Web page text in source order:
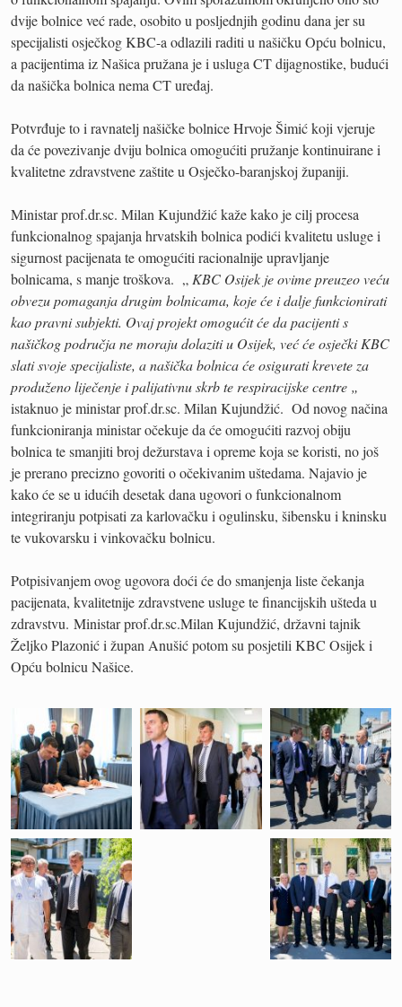
dvije bolnice već rade, osobito u posljednjih godinu dana jer su
specijalisti osječkog KBC-a odlazili raditi u našičku Opću bolnicu,
a pacijentima iz Našica pružana je i usluga CT dijagnostike, budući
da našička bolnica nema CT uređaj.
Potvrđuje to i ravnatelj našičke bolnice Hrvoje Šimić koji vjeruje
da će povezivanje dviju bolnica omogućiti pružanje kontinuirane i
kvalitetne zdravstvene zaštite u Osječko-baranjskoj županiji.
Ministar prof.dr.sc. Milan Kujundžić kaže kako je cilj procesa
funkcionalnog spajanja hrvatskih bolnica podići kvalitetu usluge i
sigurnost pacijenata te omogućiti racionalnije upravljanje
bolnicama, s manje troškova. „ KBC Osijek je ovime preuzeo veću
obvezu pomaganja drugim bolnicama, koje će i dalje funkcionirati
kao pravni subjekti. Ovaj projekt omogućit će da pacijenti s
našičkog područja ne moraju dolaziti u Osijek, već će osječki KBC
slati svoje specijaliste, a našička bolnica će osigurati krevete za
produženo liječenje i palijativnu skrb te respiracijske centre „
istaknuo je ministar prof.dr.sc. Milan Kujundžić. Od novog načina
funkcioniranja ministar očekuje da će omogućiti razvoj obiju
bolnica te smanjiti broj dežurstava i opreme koja se koristi, no još
je prerano precizno govoriti o očekivanim uštedama. Najavio je
kako će se u idućih desetak dana ugovori o funkcionalnom
integriranju potpisati za karlovačku i ogulinsku, šibensku i kninsku
te vukovarsku i vinkovačku bolnicu.
Potpisivanjem ovog ugovora doći će do smanjenja liste čekanja
pacijenata, kvalitetnije zdravstvene usluge te financijskih ušteda u
zdravstvu. Ministar prof.dr.sc.Milan Kujundžić, državni tajnik
Željko Plazonić i župan Anušić potom su posjetili KBC Osijek i
Opću bolnicu Našice.